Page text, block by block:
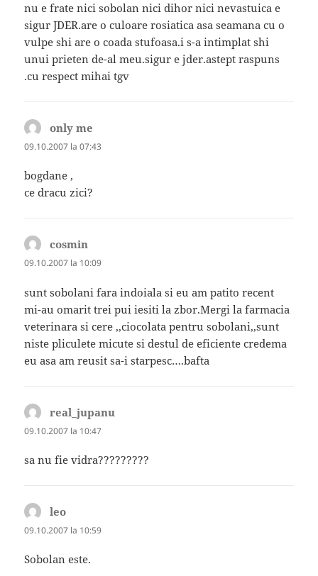
nu e frate nici sobolan nici dihor nici nevastuica e
sigur JDER.are o culoare rosiatica asa seamana cu o
vulpe shi are o coada stufoasa.i s-a intimplat shi
unui prieten de-al meu.sigur e jder.astept raspuns
.cu respect mihai tgv
only me
09.10.2007 la 07:43
bogdane ,
ce dracu zici?
cosmin
09.10.2007 la 10:09
sunt sobolani fara indoiala si eu am patito recent
mi-au omarit trei pui iesiti la zbor.Mergi la farmacia
veterinara si cere ,,ciocolata pentru sobolani,,sunt
niste pliculete micute si destul de eficiente credema
eu asa am reusit sa-i starpesc….bafta
real_jupanu
09.10.2007 la 10:47
sa nu fie vidra?????????
leo
09.10.2007 la 10:59
Sobolan este.